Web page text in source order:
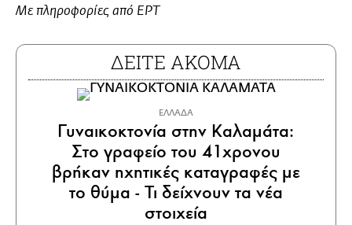
Με πληροφορίες από ΕΡΤ
ΔΕΙΤΕ ΑΚΟΜΑ
ΕΛΛΑΔΑ
Γυναικοκτονία στην Καλαμάτα:
Στο γραφείο του 41χρονου
βρήκαν ηχητικές καταγραφές με
το θύμα - Τι δείχνουν τα νέα
στοιχεία